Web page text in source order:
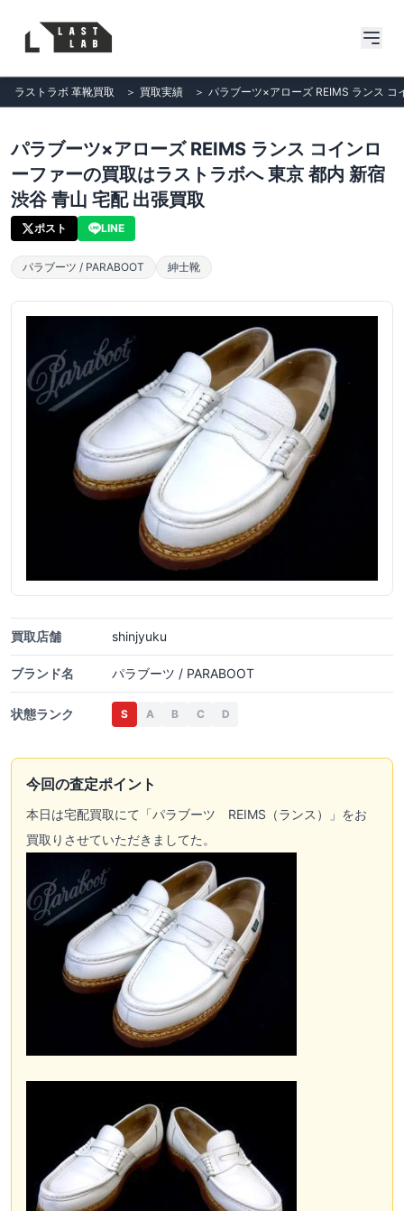
ラストラボ 革靴買取 ＞ 買取実績 ＞ パラブーツ×アローズ REIMS ランス コ
パラブーツ×アローズ REIMS ランス コインロ
ーファーの買取はラストラボへ 東京 都内 新宿
渋谷 青山 宅配 出張買取
ポスト LINE
パラブーツ / PARABOOT 紳士靴
買取店舗 shinjyuku
ブランド名 パラブーツ / PARABOOT
状態ランク S A B C D
今回の査定ポイント
本日は宅配買取にて「パラブーツ REIMS（ランス）」をお
買取りさせていただきましてた。